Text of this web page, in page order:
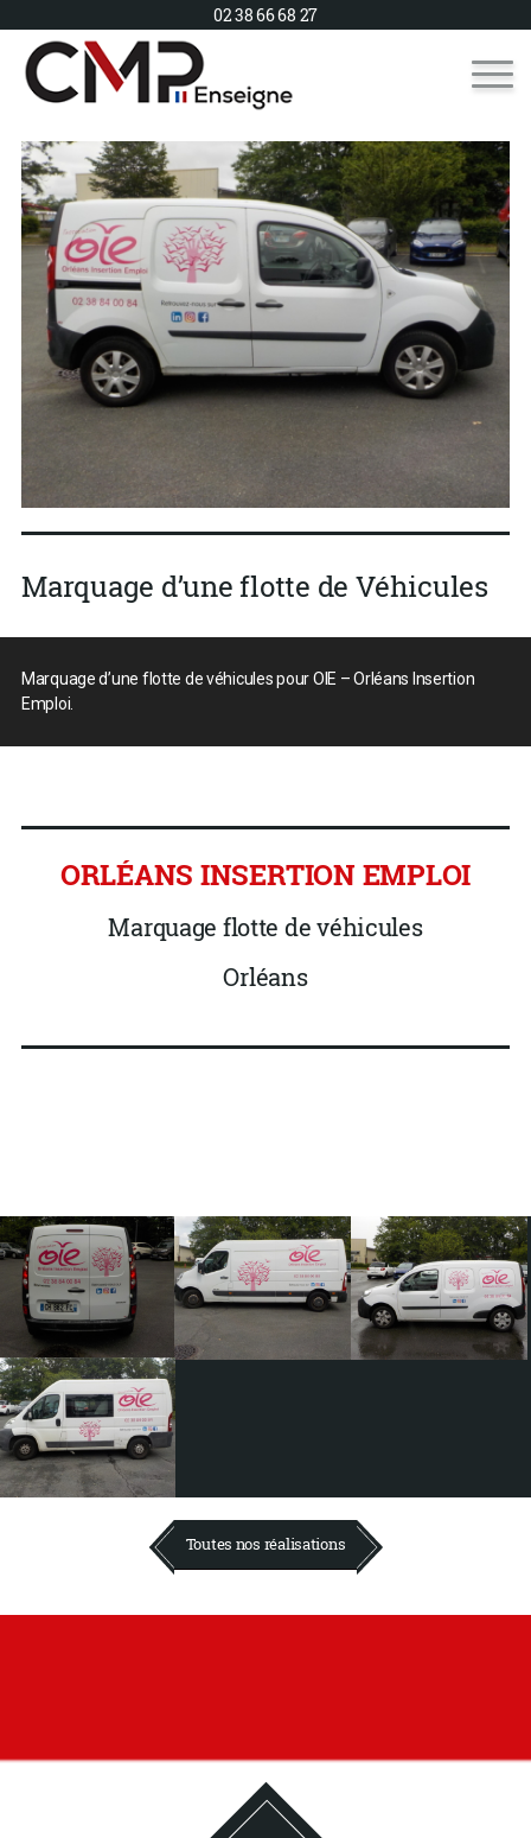
02 38 66 68 27
Marquage d’une flotte de Véhicules
Marquage d’une flotte de véhicules pour OIE – Orléans Insertion
Emploi.
ORLÉANS INSERTION EMPLOI
Marquage flotte de véhicules
Orléans
Toutes nos réalisations